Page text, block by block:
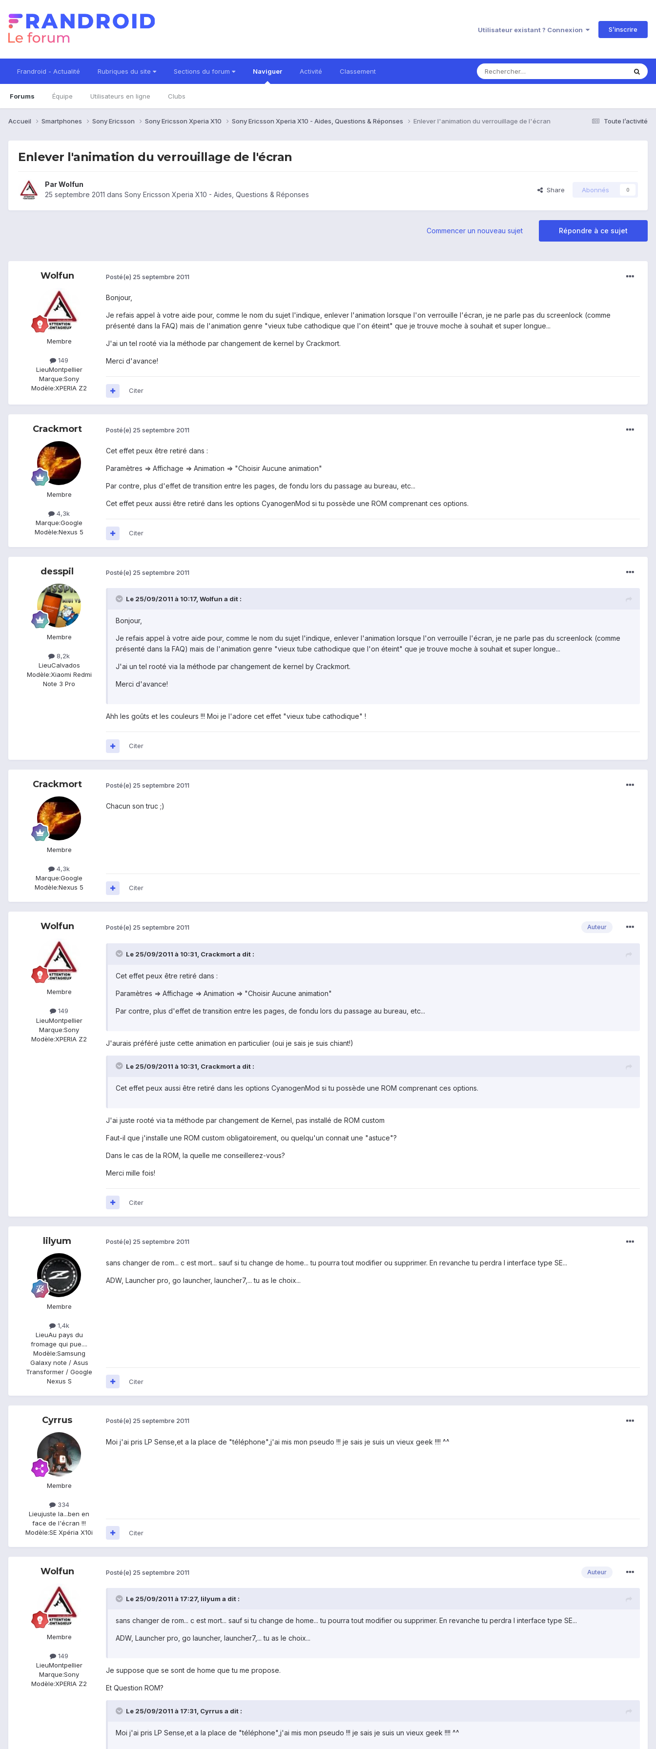
Utilisateur existant ? Connexion S’inscrire
Frandroid - Actualité Rubriques du site Sections du forum Naviguer
Forums Équipe Utilisateurs en ligne Clubs
Activité Classement
Toute l’activité
Accueil Smartphones Sony Ericsson Sony Ericsson Xperia X10 Sony Ericsson Xperia X10 - Aides, Questions & Réponses Enlever l'animation du verrouillage de l'écran
Enlever l'animation du verrouillage de l'écran
ParWolfun
25 septembre 2011 dans Sony Ericsson Xperia X10 - Aides, Questions & Réponses
Share Abonnés 0
Répondre à ce sujet
Commencer un nouveau sujet
Wolfun
Membre
149
LieuMontpellier
Marque:Sony
Modèle:XPERIA Z2
Posté(e) 25 septembre 2011
Bonjour,
Je refais appel à votre aide pour, comme le nom du sujet l'indique, enlever l'animation lorsque l'on verrouille l'écran, je ne parle pas du screenlock (comme
présenté dans la FAQ) mais de l'animation genre "vieux tube cathodique que l'on éteint" que je trouve moche à souhait et super longue...
J'ai un tel rooté via la méthode par changement de kernel by Crackmort.
Merci d'avance!
Citer
Crackmort
Membre
4,3k
Marque:Google
Modèle:Nexus 5
Posté(e) 25 septembre 2011
Cet effet peux être retiré dans :
Paramètres => Affichage => Animation => "Choisir Aucune animation"
Par contre, plus d'effet de transition entre les pages, de fondu lors du passage au bureau, etc...
Cet effet peux aussi être retiré dans les options CyanogenMod si tu possède une ROM comprenant ces options.
Citer
desspil
Membre
8,2k
LieuCalvados
Modèle:Xiaomi Redmi
Note 3 Pro
Posté(e) 25 septembre 2011
Le 25/09/2011 à 10:17, Wolfun a dit :
Bonjour,
Je refais appel à votre aide pour, comme le nom du sujet l'indique, enlever l'animation lorsque l'on verrouille l'écran, je ne parle pas du screenlock (comme
présenté dans la FAQ) mais de l'animation genre "vieux tube cathodique que l'on éteint" que je trouve moche à souhait et super longue...
J'ai un tel rooté via la méthode par changement de kernel by Crackmort.
Merci d'avance!
Ahh les goûts et les couleurs !!! Moi je l'adore cet effet "vieux tube cathodique" !
Citer
Crackmort
Membre
4,3k
Marque:Google
Modèle:Nexus 5
Posté(e) 25 septembre 2011
Chacun son truc ;)
Citer
Wolfun
Membre
149
LieuMontpellier
Marque:Sony
Modèle:XPERIA Z2
Auteur
Posté(e) 25 septembre 2011
Le 25/09/2011 à 10:31, Crackmort a dit :
Cet effet peux être retiré dans :
Paramètres => Affichage => Animation => "Choisir Aucune animation"
Par contre, plus d'effet de transition entre les pages, de fondu lors du passage au bureau, etc...
J'aurais préféré juste cette animation en particulier (oui je sais je suis chiant!)
Le 25/09/2011 à 10:31, Crackmort a dit :
Cet effet peux aussi être retiré dans les options CyanogenMod si tu possède une ROM comprenant ces options.
J'ai juste rooté via ta méthode par changement de Kernel, pas installé de ROM custom
Faut-il que j'installe une ROM custom obligatoirement, ou quelqu'un connait une "astuce"?
Dans le cas de la ROM, la quelle me conseillerez-vous?
Merci mille fois!
Citer
lilyum
Membre
1,4k
LieuAu pays du
fromage qui pue....
Modèle:Samsung
Galaxy note / Asus
Transformer / Google
Nexus S
Posté(e) 25 septembre 2011
sans changer de rom... c est mort... sauf si tu change de home... tu pourra tout modifier ou supprimer. En revanche tu perdra l interface type SE...
ADW, Launcher pro, go launcher, launcher7,... tu as le choix...
Citer
Cyrrus
Membre
334
Lieujuste la...ben en
face de l'écran !!!
Modèle:SE Xpéria X10i
Posté(e) 25 septembre 2011
Moi j'ai pris LP Sense,et a la place de "téléphone",j'ai mis mon pseudo !!! je sais je suis un vieux geek !!!! ^^
Citer
Wolfun
Membre
149
LieuMontpellier
Marque:Sony
Modèle:XPERIA Z2
Auteur
Posté(e) 25 septembre 2011
Le 25/09/2011 à 17:27, lilyum a dit :
sans changer de rom... c est mort... sauf si tu change de home... tu pourra tout modifier ou supprimer. En revanche tu perdra l interface type SE...
ADW, Launcher pro, go launcher, launcher7,... tu as le choix...
Je suppose que se sont de home que tu me propose.
Et Question ROM?
Le 25/09/2011 à 17:31, Cyrrus a dit :
Moi j'ai pris LP Sense,et a la place de "téléphone",j'ai mis mon pseudo !!! je sais je suis un vieux geek !!!! ^^